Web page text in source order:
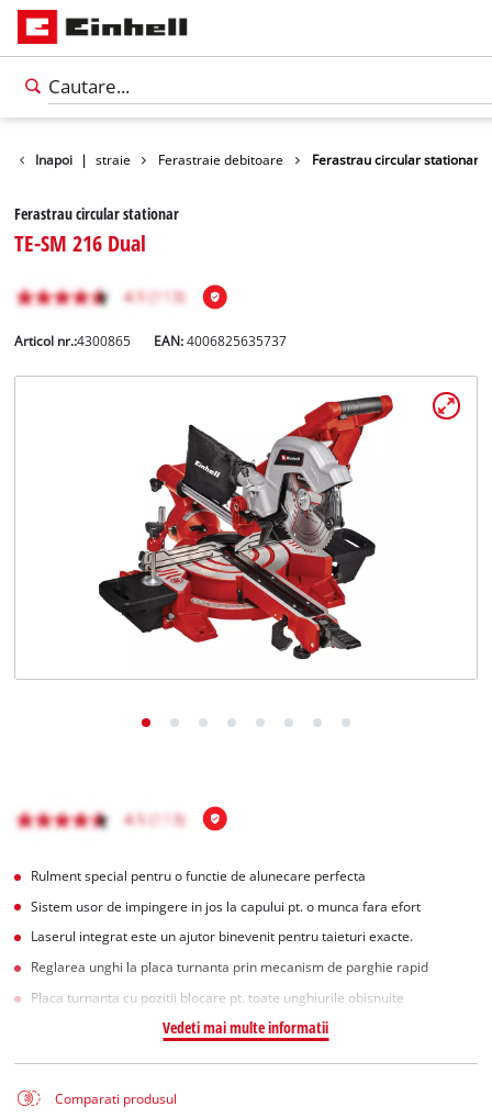
English
Inapoi |
Unelte Ferastraie Ferastraie debitoare Ferastrau circular stationar
Ferastrau circular stationar
TE-SM 216 Dual
Articol nr.:4300865 EAN:4006825635737
Rulment special pentru o functie de alunecare perfecta
Sistem usor de impingere in jos la capului pt. o munca fara efort
Laserul integrat este un ajutor binevenit pentru taieturi exacte.
Reglarea unghi la placa turnanta prin mecanism de parghie rapid
Placa turnanta cu pozitii blocare pt. toate unghiurile obisnuite
Vedeti mai multe informatii
Comparati produsul